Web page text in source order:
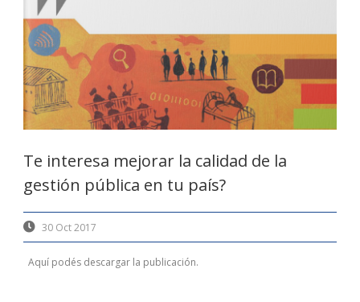
Te interesa mejorar la calidad de la
gestión pública en tu país?
30 Oct 2017
Aquí podés descargar la publicación.